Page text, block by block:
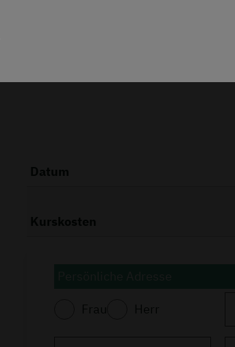
Datum
Frau Herr